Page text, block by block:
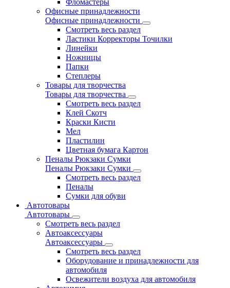
Фломастеры
Офисные принадлежности
Офисные принадлежности
Смотреть весь раздел
Ластики Корректоры Точилки
Линейки
Ножницы
Папки
Степлеры
Товары для творчества
Товары для творчества
Смотреть весь раздел
Клей Скотч
Краски Кисти
Мел
Пластилин
Цветная бумага Картон
Пеналы Рюкзаки Сумки
Пеналы Рюкзаки Сумки
Смотреть весь раздел
Пеналы
Сумки для обуви
Автотовары
Автотовары
Смотреть весь раздел
Автоаксессуары
Автоаксессуары
Смотреть весь раздел
Оборудование и принадлежности для
автомобиля
Освежители воздуха для автомобиля